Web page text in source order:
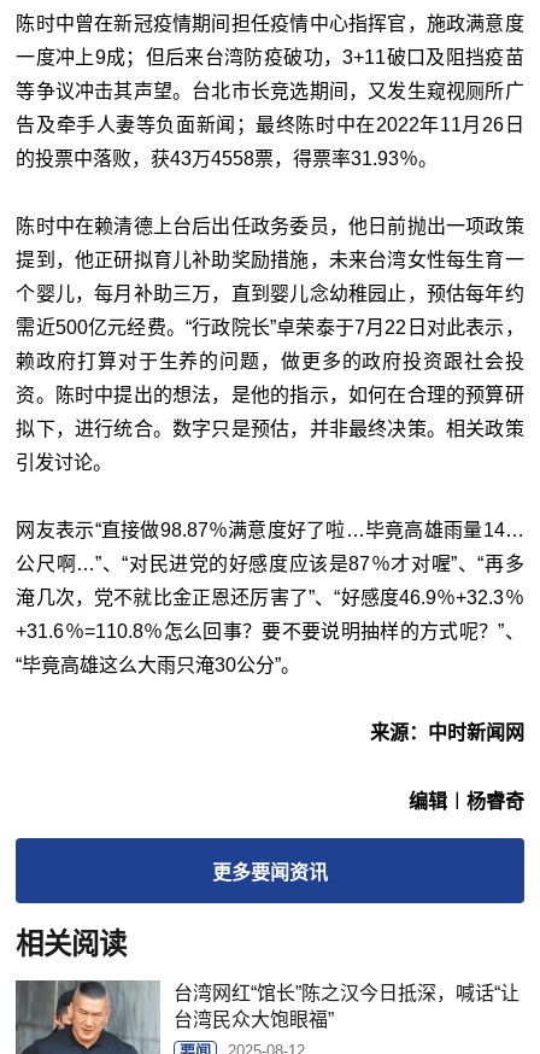
陈时中曾在新冠疫情期间担任疫情中心指挥官，施政满意度
一度冲上9成；但后来台湾防疫破功，3+11破口及阻挡疫苗
等争议冲击其声望。台北市长竞选期间，又发生窥视厕所广
告及牵手人妻等负面新闻；最终陈时中在2022年11月26日
的投票中落败，获43万4558票，得票率31.93％。
陈时中在赖清德上台后出任政务委员，他日前抛出一项政策
提到，他正研拟育儿补助奖励措施，未来台湾女性每生育一
个婴儿，每月补助三万，直到婴儿念幼稚园止，预估每年约
需近500亿元经费。“行政院长”卓荣泰于7月22日对此表示，
赖政府打算对于生养的问题，做更多的政府投资跟社会投
资。陈时中提出的想法，是他的指示，如何在合理的预算研
拟下，进行统合。数字只是预估，并非最终决策。相关政策
引发讨论。
网友表示“直接做98.87％满意度好了啦…毕竟高雄雨量14…
公尺啊…”、“对民进党的好感度应该是87％才对喔”、“再多
淹几次，党不就比金正恩还厉害了”、“好感度46.9％+32.3％
+31.6％=110.8％怎么回事？要不要说明抽样的方式呢？”、
“毕竟高雄这么大雨只淹30公分”。
来源：中时新闻网
编辑︱杨睿奇
更多要闻资讯
相关阅读
台湾网红“馆长”陈之汉今日抵深，喊话“让
台湾民众大饱眼福”